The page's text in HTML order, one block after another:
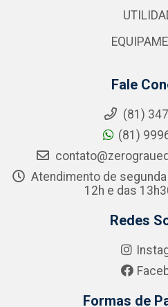
Fale
(81)
(81)
Atendimento de
12h e das
Redes
Formas de